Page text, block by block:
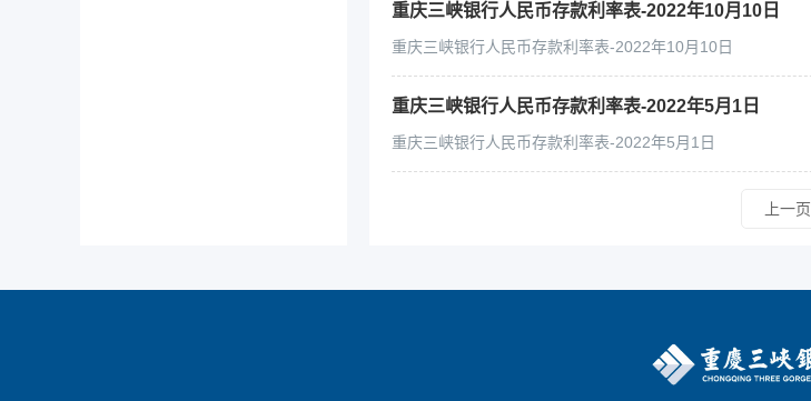
重庆三峡银行人民币存款利率表-2022年10月10日
重庆三峡银行人民币存款利率表-2022年10月10日
重庆三峡银行人民币存款利率表-2022年5月1日
重庆三峡银行人民币存款利率表-2022年5月1日
上一页